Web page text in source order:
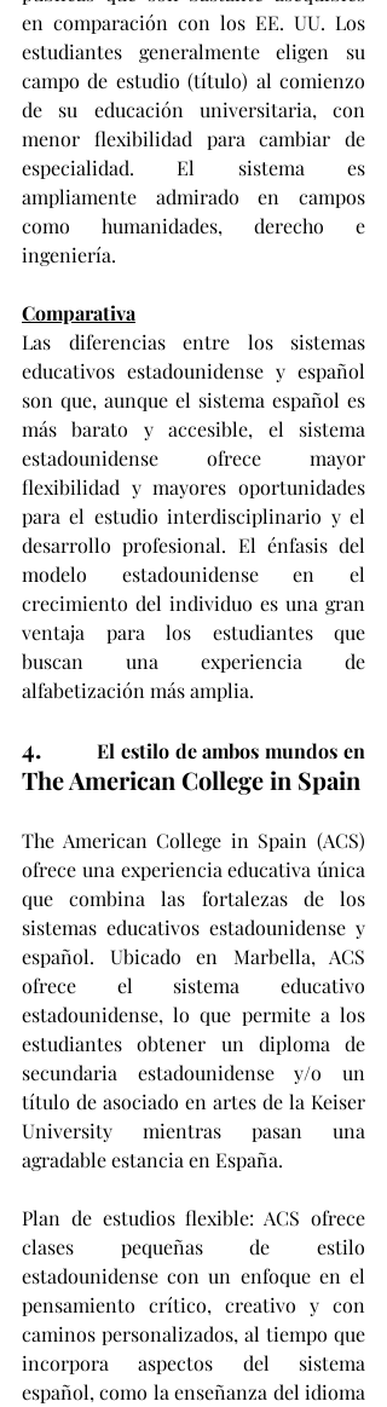
en comparación con los EE. UU. Los
estudiantes generalmente eligen su
campo de estudio (título) al comienzo
de su educación universitaria, con
menor flexibilidad para cambiar de
especialidad. El sistema es
ampliamente admirado en campos
como humanidades, derecho e
ingeniería.
Comparativa
Las diferencias entre los sistemas
educativos estadounidense y español
son que, aunque el sistema español es
más barato y accesible, el sistema
estadounidense ofrece mayor
flexibilidad y mayores oportunidades
para el estudio interdisciplinario y el
desarrollo profesional. El énfasis del
modelo estadounidense en el
crecimiento del individuo es una gran
ventaja para los estudiantes que
buscan una experiencia de
alfabetización más amplia.
4.
The American College in Spain
The American College in Spain (ACS)
ofrece una experiencia educativa única
que combina las fortalezas de los
sistemas educativos estadounidense y
español. Ubicado en Marbella, ACS
ofrece el sistema educativo
estadounidense, lo que permite a los
estudiantes obtener un diploma de
secundaria estadounidense y/o un
título de asociado en artes de la Keiser
University mientras pasan una
agradable estancia en España.
Plan de estudios flexible: ACS ofrece
clases pequeñas de estilo
estadounidense con un enfoque en el
pensamiento crítico, creativo y con
caminos personalizados, al tiempo que
incorpora aspectos del sistema
español, como la enseñanza del idioma